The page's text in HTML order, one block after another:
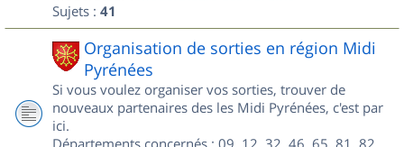
Sujets : 41
Organisation de sorties en région Midi
Pyrénées
Si vous voulez organiser vos sorties, trouver de
nouveaux partenaires des les Midi Pyrénées, c'est par
ici.
Départements concernés : 09, 12, 32, 46, 65, 81, 82.